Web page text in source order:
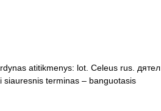
atitikmenys: lot. Celeus rus. дятел
siauresnis terminas – banguotasis